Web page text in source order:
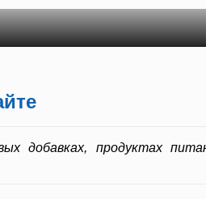
добавках, продуктах